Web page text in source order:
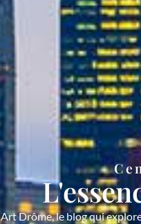
Drôme, le blog qui